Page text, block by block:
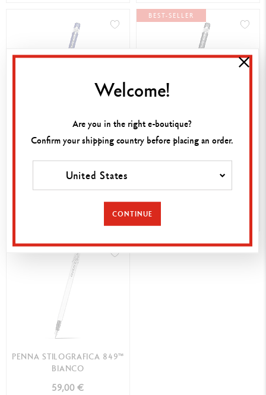
PENNA STILOGRAFICA 849™
BLU
59,00 €
INCISIONE DISPONIBILE
BEST-SELLER
PENNA STILOGRAFICA 849™
NERO
59,00 €
INCISIONE DISPONIBILE
PENNA STILOGRAFICA 849™
BIANCO
59,00 €
Welcome!
Are you in the right e-boutique?
Confirm your shipping country before placing an order.
United States
CONTINUE